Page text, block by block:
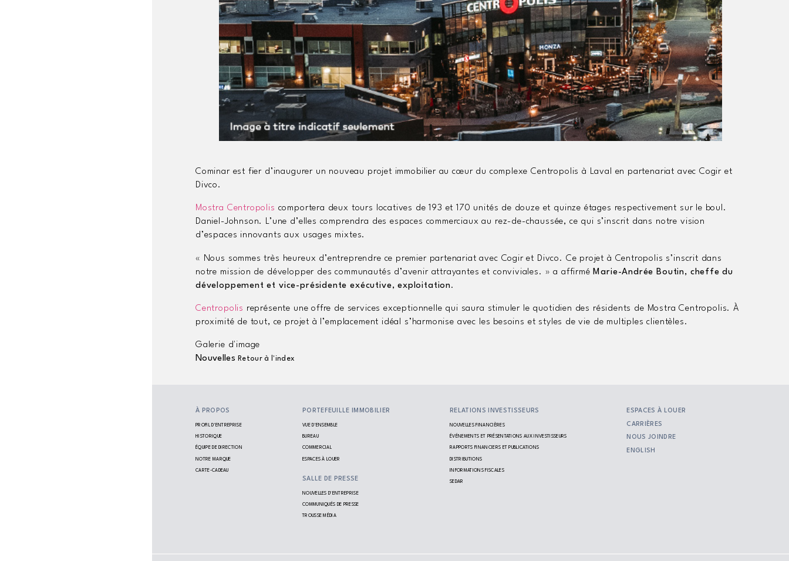
Cominar est fier d’inaugurer un nouveau projet immobilier au cœur du complexe Centropolis à Laval en partenariat avec Cogir et
Divco.
Mostra Centropolis comportera deux tours locatives de 193 et 170 unités de douze et quinze étages respectivement sur le boul.
Daniel-Johnson. L’une d’elles comprendra des espaces commerciaux au rez-de-chaussée, ce qui s’inscrit dans notre vision
d’espaces innovants aux usages mixtes.
« Nous sommes très heureux d’entreprendre ce premier partenariat avec Cogir et Divco. Ce projet à Centropolis s’inscrit dans
notre mission de développer des communautés d’avenir attrayantes et conviviales. » a affirmé Marie-Andrée Boutin, cheffe du
développement et vice-présidente exécutive, exploitation.
Centropolis représente une offre de services exceptionnelle qui saura stimuler le quotidien des résidents de Mostra Centropolis. À
proximité de tout, ce projet à l’emplacement idéal s’harmonise avec les besoins et styles de vie de multiples clientèles.
Galerie d'image
NouvellesRetour à l'index
À PROPOS
PROFIL D'ENTREPRISE
HISTORIQUE
ÉQUIPE DE DIRECTION
NOTRE MARQUE
CARTE-CADEAU
PORTEFEUILLE IMMOBILIER
VUE D'ENSEMBLE
BUREAU
COMMERCIAL
ESPACES À LOUER
SALLE DE PRESSE
NOUVELLES D'ENTREPRISE
COMMUNIQUÉS DE PRESSE
TROUSSE MÉDIA
RELATIONS INVESTISSEURS
NOUVELLES FINANCIÈRES
ÉVÉNEMENTS ET PRÉSENTATIONS AUX INVESTISSEURS
RAPPORTS FINANCIERS ET PUBLICATIONS
DISTRIBUTIONS
INFORMATIONS FISCALES
SEDAR
ESPACES À LOUER
CARRIÈRES
NOUS JOINDRE
ENGLISH